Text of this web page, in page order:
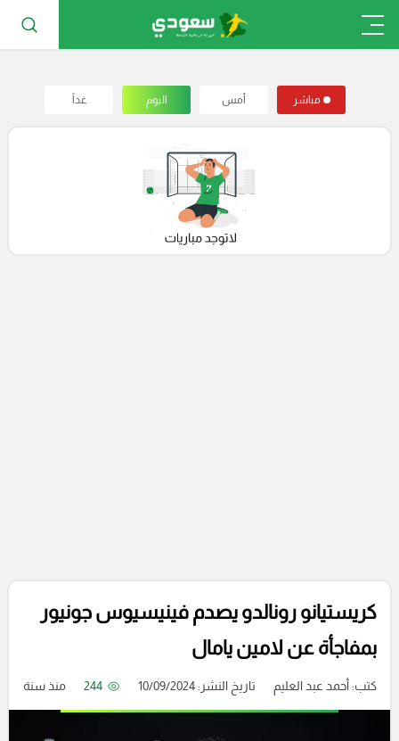
مباشر أمس اليوم غداً
كريستيانو رونالدو يصدم فينيسيوس جونيور
بمفاجأة عن لامين يامال
كتب:أحمد عبد العليم تاريخ النشر: 10/09/2024 244 منذ سنة